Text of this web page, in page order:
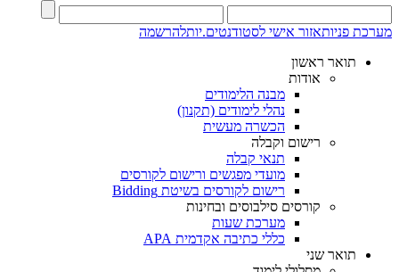
מערכת פניותאזור אישי לסטודנטים.יותלהרשמה
תואר ראשון
אודות
מבנה הלימודים
נהלי לימודים (תקנון)
הכשרה מעשית
רישום וקבלה
תנאי קבלה
מועדי מפגשים ורישום לקורסים
רישום לקורסים בשיטת Bidding
קורסים סילבוסים ובחינות
מערכת שעות
כללי כתיבה אקדמית APA
תואר שני